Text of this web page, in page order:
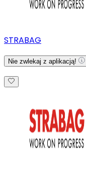
STRABAG
Nie zwlekaj z aplikacją!